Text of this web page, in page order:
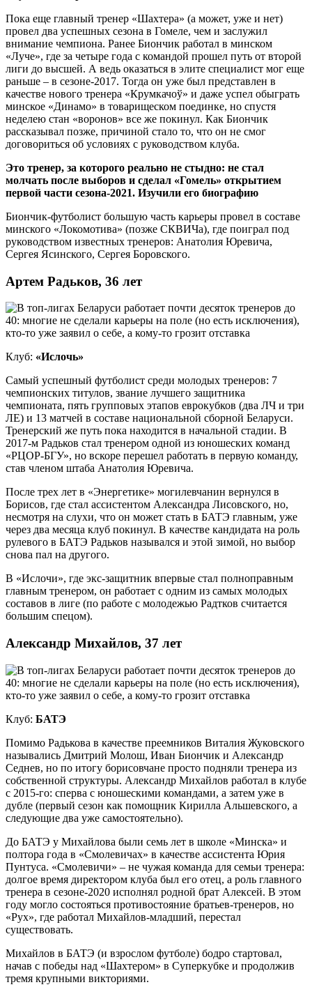
Пока еще главный тренер «Шахтера» (а может, уже и нет)
провел два успешных сезона в Гомеле, чем и заслужил
внимание чемпиона. Ранее Биончик работал в минском
«Луче», где за четыре года с командой прошел путь от второй
лиги до высшей. А ведь оказаться в элите специалист мог еще
раньше – в сезоне-2017. Тогда он уже был представлен в
качестве нового тренера «Крумкачоў» и даже успел обыграть
минское «Динамо» в товарищеском поединке, но спустя
неделею стан «воронов» все же покинул. Как Биончик
рассказывал позже, причиной стало то, что он не смог
договориться об условиях с руководством клуба.
Это тренер, за которого реально не стыдно: не стал
молчать после выборов и сделал «Гомель» открытием
первой части сезона-2021. Изучили его биографию
Биончик-футболист большую часть карьеры провел в составе
минского «Локомотива» (позже СКВИЧа), где поиграл под
руководством известных тренеров: Анатолия Юревича,
Сергея Ясинского, Сергея Боровского.
Артем Радьков, 36 лет
Клуб: «Ислочь»
Самый успешный футболист среди молодых тренеров: 7
чемпионских титулов, звание лучшего защитника
чемпионата, пять групповых этапов еврокубков (два ЛЧ и три
ЛЕ) и 13 матчей в составе национальной сборной Беларуси.
Тренерский же путь пока находится в начальной стадии. В
2017-м Радьков стал тренером одной из юношеских команд
«РЦОР-БГУ», но вскоре перешел работать в первую команду,
став членом штаба Анатолия Юревича.
После трех лет в «Энергетике» могилевчанин вернулся в
Борисов, где стал ассистентом Александра Лисовского, но,
несмотря на слухи, что он может стать в БАТЭ главным, уже
через два месяца клуб покинул. В качестве кандидата на роль
рулевого в БАТЭ Радьков назывался и этой зимой, но выбор
снова пал на другого.
В «Ислочи», где экс-защитник впервые стал полноправным
главным тренером, он работает с одним из самых молодых
составов в лиге (по работе с молодежью Радтков считается
большим спецом).
Александр Михайлов, 37 лет
Клуб: БАТЭ
Помимо Радькова в качестве преемников Виталия Жуковского
назывались Дмитрий Молош, Иван Биончик и Александр
Седнев, но по итогу борисовчане просто подняли тренера из
собственной структуры. Александр Михайлов работал в клубе
с 2015-го: сперва с юношескими командами, а затем уже в
дубле (первый сезон как помощник Кирилла Альшевского, а
следующие два уже самостоятельно).
До БАТЭ у Михайлова были семь лет в школе «Минска» и
полтора года в «Смолевичах» в качестве ассистента Юрия
Пунтуса. «Смолевичи» – не чужая команда для семьи тренера:
долгое время директором клуба был его отец, а роль главного
тренера в сезоне-2020 исполнял родной брат Алексей. В этом
году могло состояться противостояние братьев-тренеров, но
«Рух», где работал Михайлов-младший, перестал
существовать.
Михайлов в БАТЭ (и взрослом футболе) бодро стартовал,
начав с победы над «Шахтером» в Суперкубке и продолжив
тремя крупными викториями.